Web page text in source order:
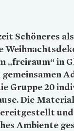
Schöneres
„freiraum“ in
gemeinsamen
Gruppe 20
Die
und
Ambiente